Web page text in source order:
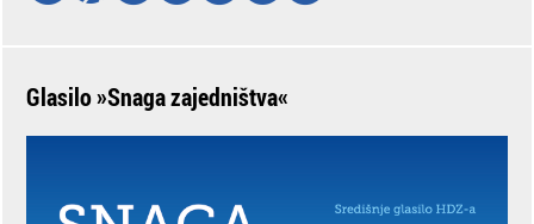
Glasilo »Snaga zajedništva«